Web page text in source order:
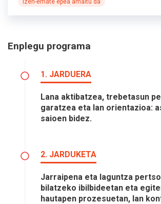
Enplegu programa
1. JARDUERA
Lana aktibatzea, trebetasun
garatzea eta lan orientazioa:
saioen bidez.
2. JARDUKETA
Jarraipena eta laguntza
bilatzeko ibilbideetan eta
hautapen prozesuetan, lan